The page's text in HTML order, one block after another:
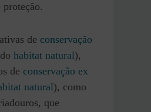
proteção.
de conservação
habitat natural),
de conservação ex
natural), como
que